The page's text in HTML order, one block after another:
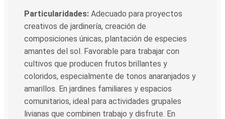
Particularidades: Adecuado para proyectos
creativos de jardinería, creación de
composiciones únicas, plantación de especies
amantes del sol. Favorable para trabajar con
cultivos que producen frutos brillantes y
coloridos, especialmente de tonos anaranjados y
amarillos. En jardines familiares y espacios
comunitarios, ideal para actividades grupales
livianas que combinen trabajo y disfrute. En